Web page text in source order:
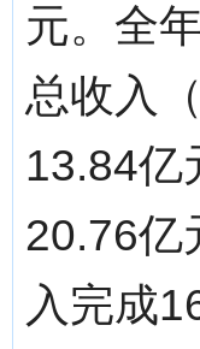
元。全
总收入
13.84亿
20.76亿
入完成